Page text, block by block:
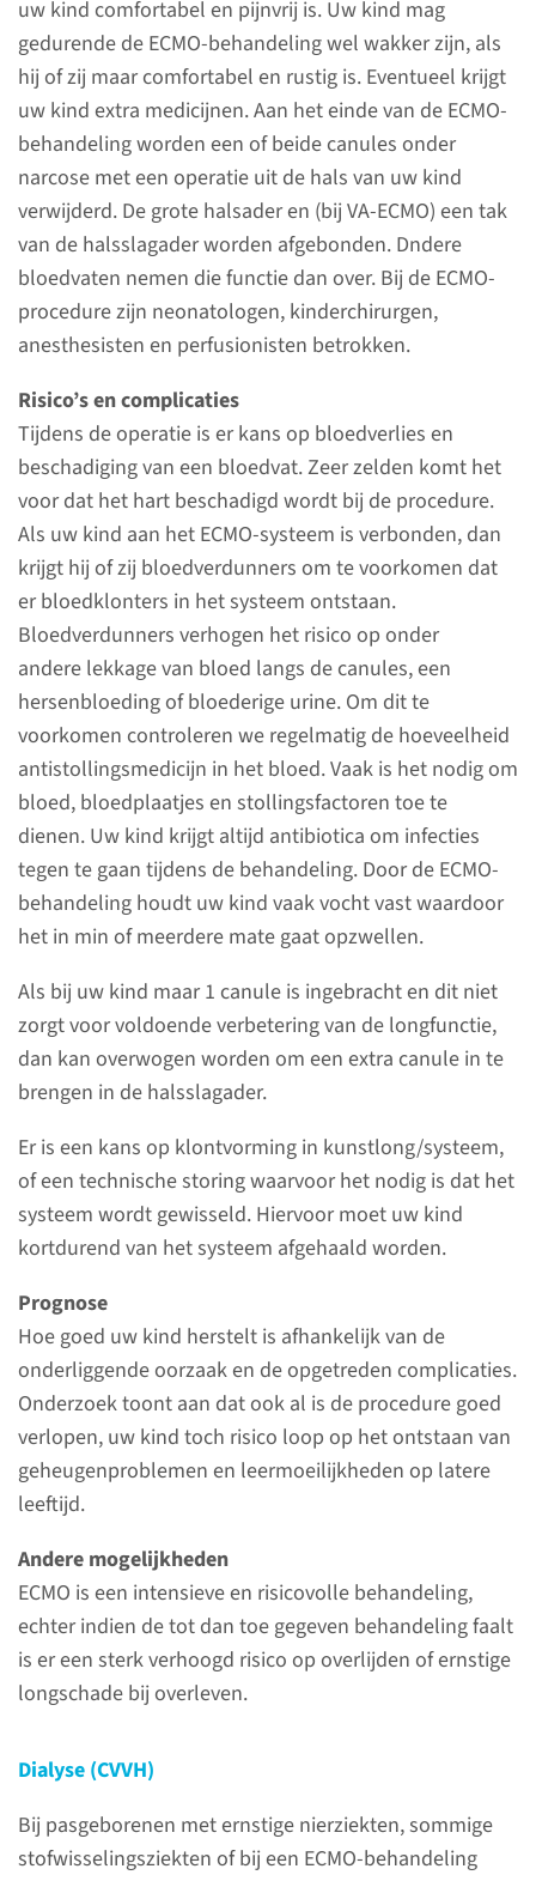
uw kind comfortabel en pijnvrij is. Uw kind mag
gedurende de ECMO-behandeling wel wakker zijn, als
hij of zij maar comfortabel en rustig is. Eventueel krijgt
uw kind extra medicijnen. Aan het einde van de ECMO-
behandeling worden een of beide canules onder
narcose met een operatie uit de hals van uw kind
verwijderd. De grote halsader en (bij VA-ECMO) een tak
van de halsslagader worden afgebonden. Dndere
bloedvaten nemen die functie dan over. Bij de ECMO-
procedure zijn neonatologen, kinderchirurgen,
anesthesisten en perfusionisten betrokken.
Risico’s en complicaties
Tijdens de operatie is er kans op bloedverlies en
beschadiging van een bloedvat. Zeer zelden komt het
voor dat het hart beschadigd wordt bij de procedure.
Als uw kind aan het ECMO-systeem is verbonden, dan
krijgt hij of zij bloedverdunners om te voorkomen dat
er bloedklonters in het systeem ontstaan.
Bloedverdunners verhogen het risico op onder
andere lekkage van bloed langs de canules, een
hersenbloeding of bloederige urine. Om dit te
voorkomen controleren we regelmatig de hoeveelheid
antistollingsmedicijn in het bloed. Vaak is het nodig om
bloed, bloedplaatjes en stollingsfactoren toe te
dienen. Uw kind krijgt altijd antibiotica om infecties
tegen te gaan tijdens de behandeling. Door de ECMO-
behandeling houdt uw kind vaak vocht vast waardoor
het in min of meerdere mate gaat opzwellen.
Als bij uw kind maar 1 canule is ingebracht en dit niet
zorgt voor voldoende verbetering van de longfunctie,
dan kan overwogen worden om een extra canule in te
brengen in de halsslagader.
Er is een kans op klontvorming in kunstlong/systeem,
of een technische storing waarvoor het nodig is dat het
systeem wordt gewisseld. Hiervoor moet uw kind
kortdurend van het systeem afgehaald worden.
Prognose
Hoe goed uw kind herstelt is afhankelijk van de
onderliggende oorzaak en de opgetreden complicaties.
Onderzoek toont aan dat ook al is de procedure goed
verlopen, uw kind toch risico loop op het ontstaan van
geheugenproblemen en leermoeilijkheden op latere
leeftijd.
Andere mogelijkheden
ECMO is een intensieve en risicovolle behandeling,
echter indien de tot dan toe gegeven behandeling faalt
is er een sterk verhoogd risico op overlijden of ernstige
longschade bij overleven.
Dialyse (CVVH)
Bij pasgeborenen met ernstige nierziekten, sommige
stofwisselingsziekten of bij een ECMO-behandeling
Lichaamsvloeistoffen en
transfusie
Wanneer uw baby aan de
beademing ligt, net geopereerd
is of nog instabiel is, is het
nodig dat we meerdere keren
per dag het bloed onderzoeken
om de behandeling te kunnen
aanpassen.
lees meer
Echografie
Gehoortest
Hartfilmpje en
hersenfilmpje
Oogonderzoek
Röntgenfoto’s, CT-scan of
MRI-scan
Ruggenprik
Behandelingen
De volgende behandeling
is opgenomen op de Neonatale
Intensive Care Unit (NICU):
Ademhalings-
ondersteuning
Als uw baby tijdelijk niet goed
kan ademen, dan krijgt uw
baby hulp van een apparaat. Dit
noemen we
ademhalingsondersteuning.
Hiervoor zijn verschillende
lees meer